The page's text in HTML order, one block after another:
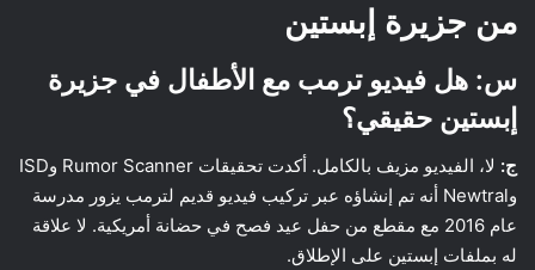
من جزيرة إبستين
س: هل فيديو ترمب مع الأطفال في جزيرة
إبستين حقيقي؟
ج:
لا، الفيديو مزيف بالكامل. أكدت تحقيقات Rumor Scanner وISD
وNewtral أنه تم إنشاؤه عبر تركيب فيديو قديم لترمب يزور مدرسة
عام 2016 مع مقطع من حفل عيد فصح في حضانة أمريكية. لا علاقة
له بملفات إبستين على الإطلاق.